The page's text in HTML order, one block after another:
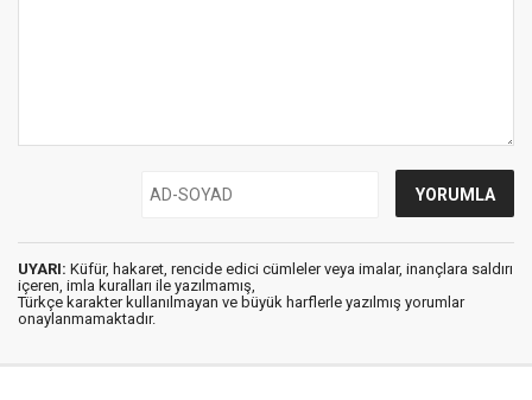
UYARI: Küfür, hakaret, rencide edici cümleler veya imalar, inançlara saldırı
içeren, imla kuralları ile yazılmamış,
Türkçe karakter kullanılmayan ve büyük harflerle yazılmış yorumlar
onaylanmamaktadır.